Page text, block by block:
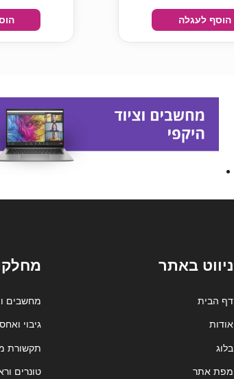
הוסף לעגלה
ניווט באתר
דף הבית
אודות
בלוג
מפת אתר
מחשבים
גיבוי
תקשורת
טונרים